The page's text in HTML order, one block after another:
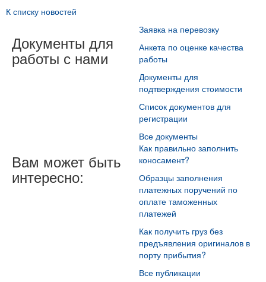
К списку новостей
Документы для
работы с нами
Заявка на перевозку
Анкета по оценке качества
работы
Документы для
подтверждения стоимости
Список документов для
регистрации
Все документы
Вам может быть
интересно:
Как правильно заполнить
коносамент?
Образцы заполнения
платежных поручений по
оплате таможенных
платежей
Как получить груз без
предъявления оригиналов в
порту прибытия?
Все публикации